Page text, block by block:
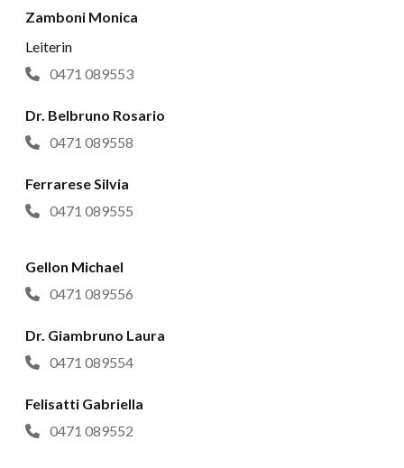
Zamboni Monica
Leiterin
0471 089553
Dr. Belbruno Rosario
0471 089558
Ferrarese Silvia
0471 089555
Gellon Michael
0471 089556
Dr. Giambruno Laura
0471 089554
Felisatti Gabriella
0471 089552